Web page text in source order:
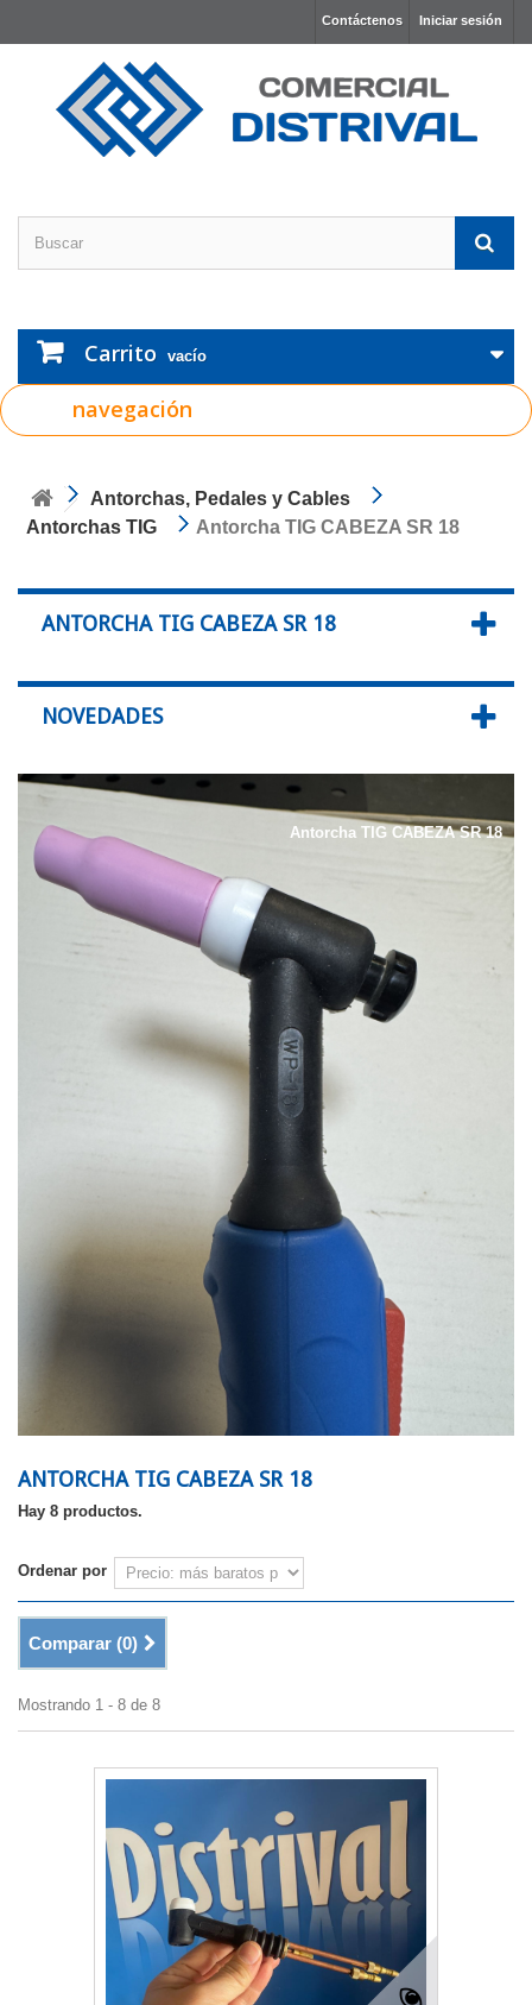
Iniciar sesión
Contáctenos
Carrito vacío
navegación
Antorchas, Pedales y Cables
Antorchas TIG
Antorcha TIG CABEZA SR 18
ANTORCHA TIG CABEZA SR 18
NOVEDADES
Antorcha TIG CABEZA SR 18
ANTORCHA TIG CABEZA SR 18
Hay 8 productos.
Ordenar por
Comparar (0)
Mostrando 1 - 8 de 8